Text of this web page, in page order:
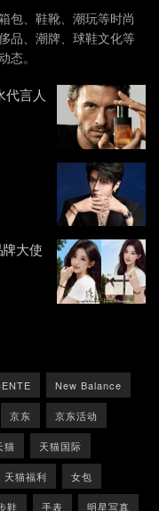
包、鞋靴、潮玩等时尚
品、潮牌、球鞋文化等
态。
代言人
大使
New Balance
京东 京东活动
猫 天猫国际
天猫福利 女包
鞋 手表 明星写真